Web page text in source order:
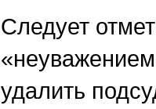
Следует
удалить